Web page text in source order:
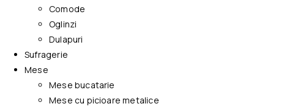
Comode
Oglinzi
Dulapuri
Sufragerie
Mese
Mese bucatarie
Mese cu picioare metalice